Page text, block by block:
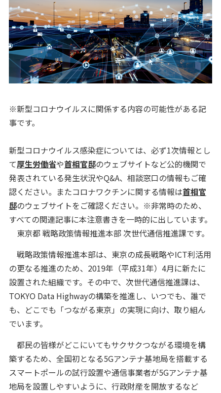
※新型コロナウイルスに関係する内容の可能性がある記
事です。
新型コロナウイルス感染症については、必ず1次情報とし
て厚生労働省や首相官邸のウェブサイトなど公的機関で
発表されている発生状況やQ&A、相談窓口の情報もご確
認ください。またコロナワクチンに関する情報は首相官
邸のウェブサイトをご確認ください。※非常時のため、
すべての関連記事に本注意書きを一時的に出しています。
東京都 戦略政策情報推進本部 次世代通信推進課です。
戦略政策情報推進本部は、東京の成長戦略やICT利活用
の更なる推進のため、2019年（平成31年）4月に新たに
設置された組織です。その中で、次世代通信推進課は、
TOKYO Data Highwayの構築を推進し、いつでも、誰で
も、どこでも「つながる東京」の実現に向け、取り組ん
でいます。
都民の皆様がどこにいてもサクサクつながる環境を構
築するため、全国初となる5Gアンテナ基地局を搭載する
スマートポールの試行設置や通信事業者が5Gアンテナ基
地局を設置しやすいように、行政財産を開放するなど